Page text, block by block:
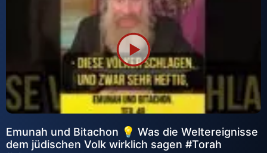
Emunah und Bitachon 💡 Was die Weltereignisse
dem jüdischen Volk wirklich sagen #Torah